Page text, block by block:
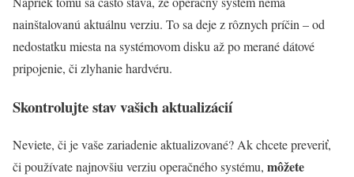
nainštalovanú aktuálnu verziu. To sa deje z rôznych príčin – od
nedostatku miesta na systémovom disku až po merané dátové
pripojenie, či zlyhanie hardvéru.
Skontrolujte stav vašich aktualizácií
Neviete, či je vaše zariadenie aktualizované? Ak chcete preveriť,
či používate najnovšiu verziu operačného systému, môžete